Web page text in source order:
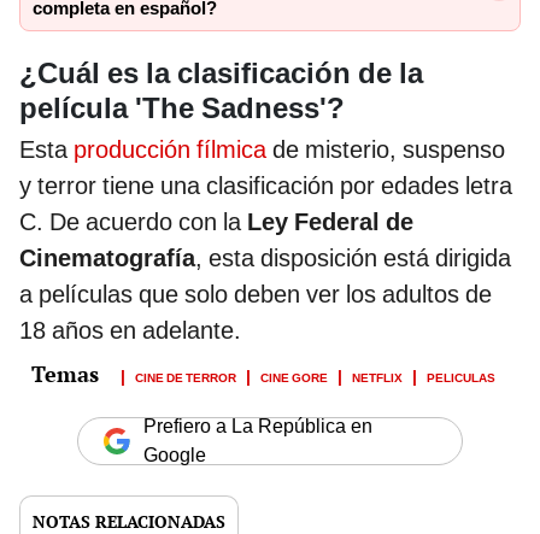
completa en español?
¿Cuál es la clasificación de la
película 'The Sadness'?
Esta producción fílmica de misterio, suspenso
y terror tiene una clasificación por edades letra
C. De acuerdo con la Ley Federal de
Cinematografía, esta disposición está dirigida
a películas que solo deben ver los adultos de
18 años en adelante.
CINE DE TERROR CINE GORE NETFLIX PELICULAS
Prefiero a La República en
Google
NOTAS RELACIONADAS